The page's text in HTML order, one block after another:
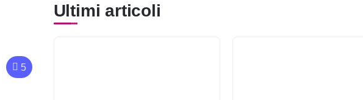
5
Ultimi articoli